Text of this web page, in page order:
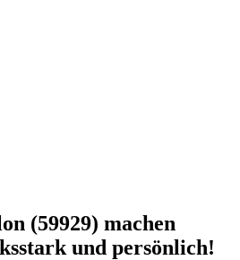
(59929) machen
und persönlich!